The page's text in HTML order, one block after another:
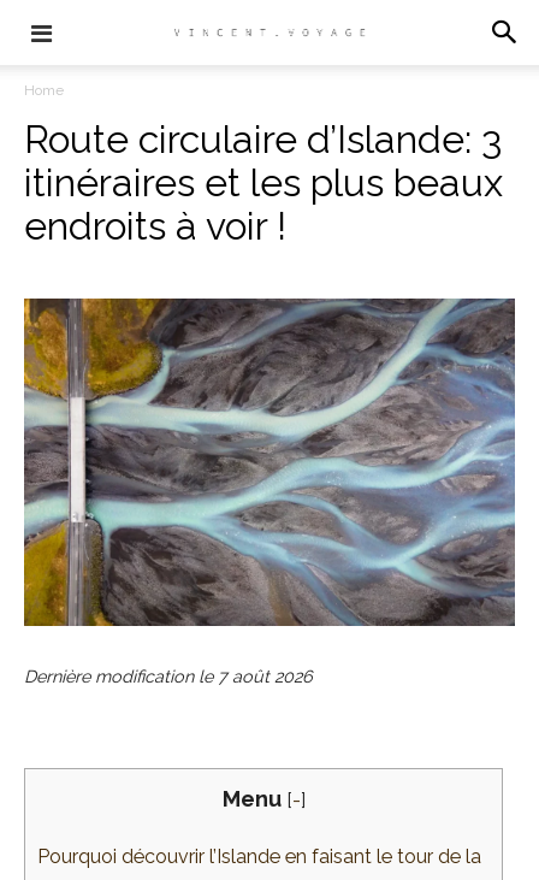
Home
Route circulaire d’Islande: 3
itinéraires et les plus beaux
endroits à voir !
Dernière modification le 7 août 2026
Menu [-]
Pourquoi découvrir l’Islande en faisant le tour de la